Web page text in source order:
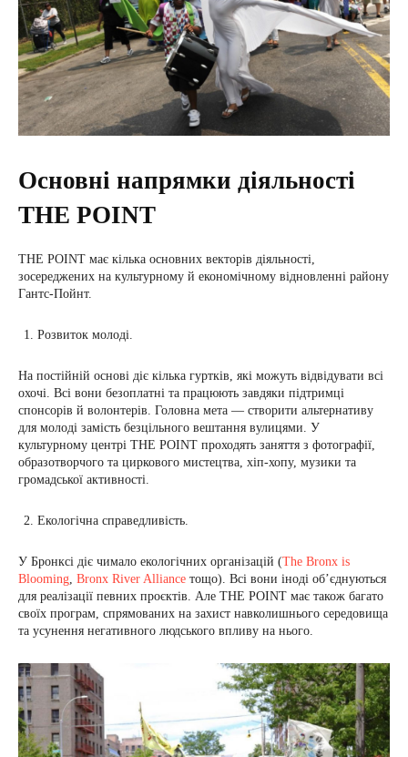
Основні напрямки діяльності
THE POINT
THE POINT має кілька основних векторів діяльності,
зосереджених на культурному й економічному відновленні району
Гантс-Пойнт.
Розвиток молоді.
На постійній основі діє кілька гуртків, які можуть відвідувати всі
охочі. Всі вони безоплатні та працюють завдяки підтримці
спонсорів й волонтерів. Головна мета — створити альтернативу
для молоді замість безцільного вештання вулицями. У
культурному центрі THE POINT проходять заняття з фотографії,
образотворчого та циркового мистецтва, хіп-хопу, музики та
громадської активності.
Екологічна справедливість.
У Бронксі діє чимало екологічних організацій (The Bronx is
Blooming Bronx River Alliance тощо). Всі вони іноді обʼєднуються
для реалізації певних проєктів. Але THE POINT має також багато
своїх програм, спрямованих на захист навколишнього середовища
та усунення негативного людського впливу на нього.